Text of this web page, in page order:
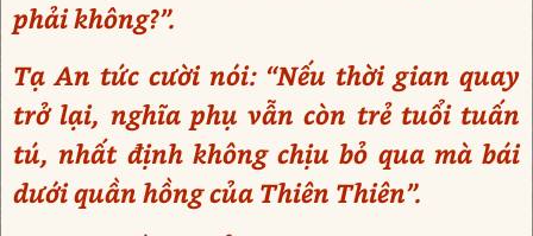
phải không?”.
Tạ An tức cười nói: “Nếu thời gian quay
trở lại, nghĩa phụ vẫn còn trẻ tuổi tuấn
tú, nhất định không chịu bỏ qua mà bái
dưới quần hồng của Thiên Thiên”.